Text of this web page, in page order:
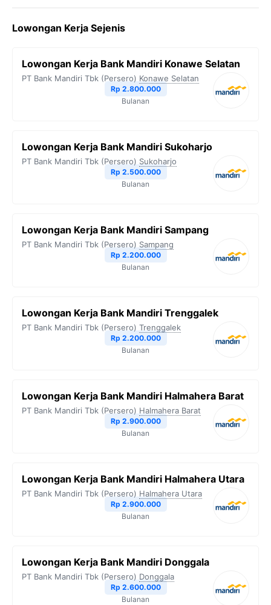
Lowongan Kerja Sejenis
Lowongan Kerja Bank Mandiri Konawe Selatan
PT Bank Mandiri Tbk (Persero) Konawe Selatan
Rp 2.800.000
Bulanan
Lowongan Kerja Bank Mandiri Sukoharjo
PT Bank Mandiri Tbk (Persero) Sukoharjo
Rp 2.500.000
Bulanan
Lowongan Kerja Bank Mandiri Sampang
PT Bank Mandiri Tbk (Persero) Sampang
Rp 2.200.000
Bulanan
Lowongan Kerja Bank Mandiri Trenggalek
PT Bank Mandiri Tbk (Persero) Trenggalek
Rp 2.200.000
Bulanan
Lowongan Kerja Bank Mandiri Halmahera Barat
PT Bank Mandiri Tbk (Persero) Halmahera Barat
Rp 2.900.000
Bulanan
Lowongan Kerja Bank Mandiri Halmahera Utara
PT Bank Mandiri Tbk (Persero) Halmahera Utara
Rp 2.900.000
Bulanan
Lowongan Kerja Bank Mandiri Donggala
PT Bank Mandiri Tbk (Persero) Donggala
Rp 2.600.000
Bulanan